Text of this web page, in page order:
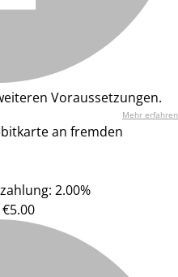
Voraussetzungen.
Mehr erfahren
an fremden
2.00%